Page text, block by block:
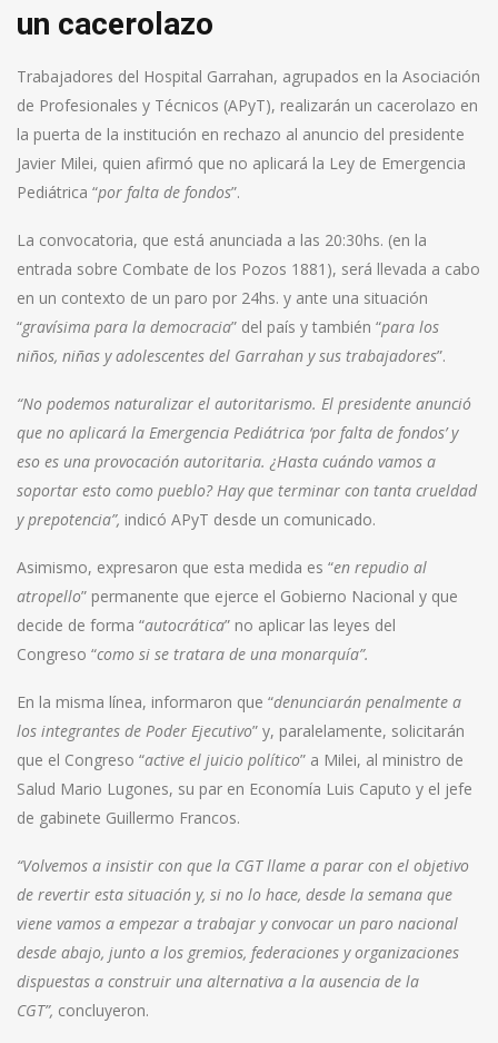
un cacerolazo
Trabajadores del Hospital Garrahan, agrupados en la Asociación
de Profesionales y Técnicos (APyT), realizarán un cacerolazo en
la puerta de la institución en rechazo al anuncio del presidente
Javier Milei, quien afirmó que no aplicará la Ley de Emergencia
Pediátrica “por falta de fondos”.
La convocatoria, que está anunciada a las 20:30hs. (en la
entrada sobre Combate de los Pozos 1881), será llevada a cabo
en un contexto de un paro por 24hs. y ante una situación
“gravísima para la democracia” del país y también “para los
niños, niñas y adolescentes del Garrahan y sus trabajadores”.
“No podemos naturalizar el autoritarismo. El presidente anunció
que no aplicará la Emergencia Pediátrica ‘por falta de fondos’ y
eso es una provocación autoritaria. ¿Hasta cuándo vamos a
soportar esto como pueblo? Hay que terminar con tanta crueldad
y prepotencia”, indicó APyT desde un comunicado.
Asimismo, expresaron que esta medida es “en repudio al
atropello” permanente que ejerce el Gobierno Nacional y que
decide de forma “autocrática” no aplicar las leyes del
Congreso “como si se tratara de una monarquía”.
En la misma línea, informaron que “denunciarán penalmente a
los integrantes de Poder Ejecutivo” y, paralelamente, solicitarán
que el Congreso “active el juicio político” a Milei, al ministro de
Salud Mario Lugones, su par en Economía Luis Caputo y el jefe
de gabinete Guillermo Francos.
“Volvemos a insistir con que la CGT llame a parar con el objetivo
de revertir esta situación y, si no lo hace, desde la semana que
viene vamos a empezar a trabajar y convocar un paro nacional
desde abajo, junto a los gremios, federaciones y organizaciones
dispuestas a construir una alternativa a la ausencia de la
CGT”, concluyeron.